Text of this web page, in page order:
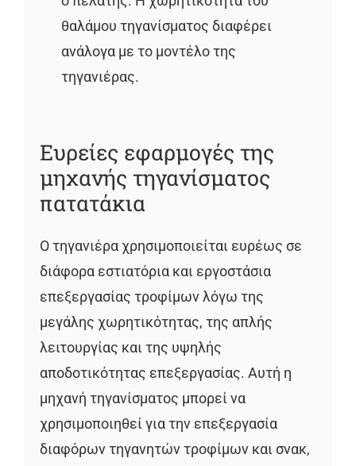
θαλάμου τηγανίσματος διαφέρει
ανάλογα με το μοντέλο της
τηγανιέρας.
Ευρείες εφαρμογές της
μηχανής τηγανίσματος
πατατάκια
Ο τηγανιέρα χρησιμοποιείται ευρέως σε
διάφορα εστιατόρια και εργοστάσια
επεξεργασίας τροφίμων λόγω της
μεγάλης χωρητικότητας, της απλής
λειτουργίας και της υψηλής
αποδοτικότητας επεξεργασίας. Αυτή η
μηχανή τηγανίσματος μπορεί να
χρησιμοποιηθεί για την επεξεργασία
διαφόρων τηγανητών τροφίμων και σνακ,